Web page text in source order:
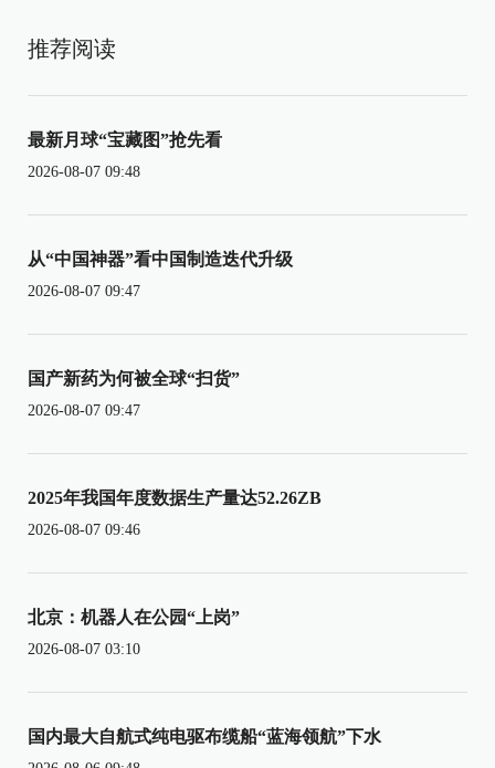
推荐阅读
最新月球“宝藏图”抢先看
2026-08-07 09:48
从“中国神器”看中国制造迭代升级
2026-08-07 09:47
国产新药为何被全球“扫货”
2026-08-07 09:47
2025年我国年度数据生产量达52.26ZB
2026-08-07 09:46
北京：机器人在公园“上岗”
2026-08-07 03:10
国内最大自航式纯电驱布缆船“蓝海领航”下水